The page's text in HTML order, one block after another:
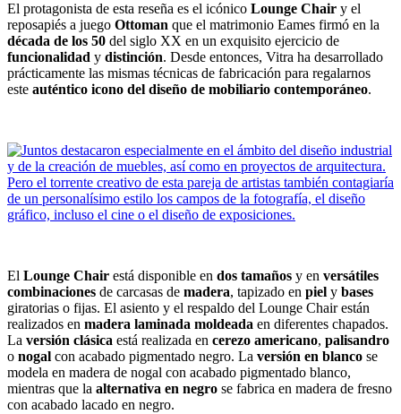
El protagonista de esta reseña es el icónico Lounge Chair y el
reposapiés a juego Ottoman que el matrimonio Eames firmó en la
década de los 50 del siglo XX en un exquisito ejercicio de
funcionalidad y distinción. Desde entonces, Vitra ha desarrollado
prácticamente las mismas técnicas de fabricación para regalarnos
este auténtico icono del diseño de mobiliario contemporáneo.
El Lounge Chair está disponible en dos tamaños y en versátiles
combinaciones de carcasas de madera, tapizado en piel y bases
giratorias o fijas. El asiento y el respaldo del Lounge Chair están
realizados en madera laminada moldeada en diferentes chapados.
La versión clásica está realizada en cerezo americano, palisandro
o nogal con acabado pigmentado negro. La versión en blanco se
modela en madera de nogal con acabado pigmentado blanco,
mientras que la alternativa en negro se fabrica en madera de fresno
con acabado lacado en negro.